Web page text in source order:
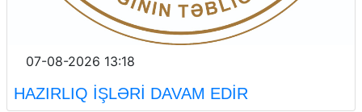
07-08-2026 13:18
HAZIRLIQ İŞLƏRİ DAVAM EDİR